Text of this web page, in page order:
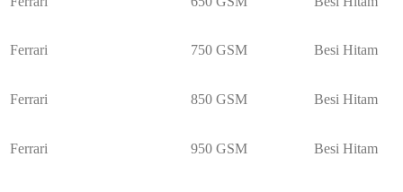
Ferrari 750 GSM Besi Hitam
Ferrari 850 GSM Besi Hitam
Ferrari 950 GSM Besi Hitam